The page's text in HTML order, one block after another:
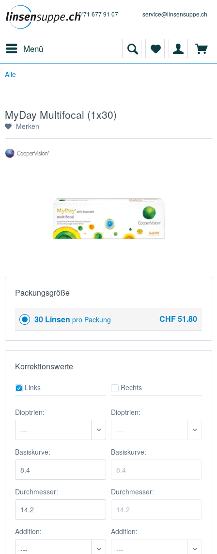
0 71 677 91 07 service@linsensuppe.ch
Menü
Alle
MyDay Multifocal (1x30)
Merken
Packungsgröße
30 Linsen pro Packung CHF 51.80
Korrektionswerte
Links
Dioptrien:
Basiskurve:
Durchmesser:
Addition:
Rechts
Dioptrien:
Basiskurve:
Durchmesser:
Addition: